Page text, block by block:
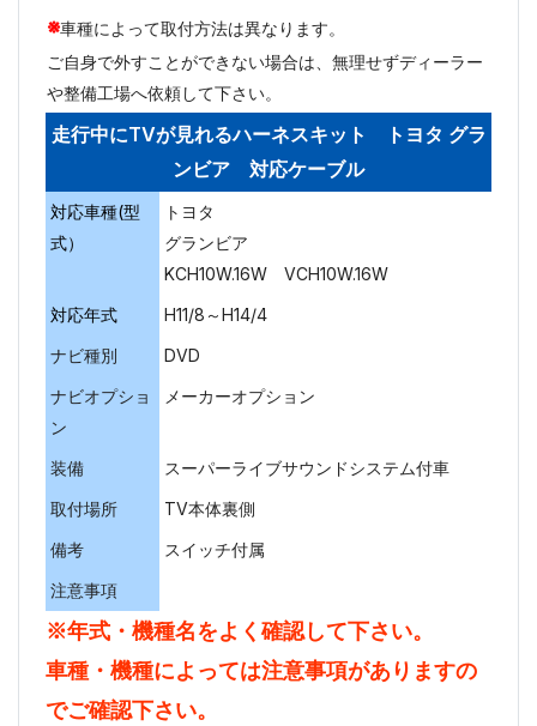
※車種によって取付方法は異なります。
ご自身で外すことができない場合は、無理せずディーラー
や整備工場へ依頼して下さい。
走行中にTVが見れるハーネスキット トヨタ グラ
ンビア 対応ケーブル
対応車種(型
式）
トヨタ
グランビア
KCH10W.16W VCH10W.16W
対応年式
H11/8～H14/4
ナビ種別
DVD
ナビオプショ
ン
メーカーオプション
装備
スーパーライブサウンドシステム付車
取付場所
TV本体裏側
備考
スイッチ付属
注意事項
※年式・機種名をよく確認して下さい。
車種・機種によっては注意事項がありますの
でご確認下さい。